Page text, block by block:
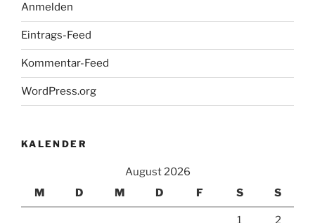
Anmelden
Eintrags-Feed
Kommentar-Feed
WordPress.org
KALENDER
August 2026
M
D M D F S S
1 2